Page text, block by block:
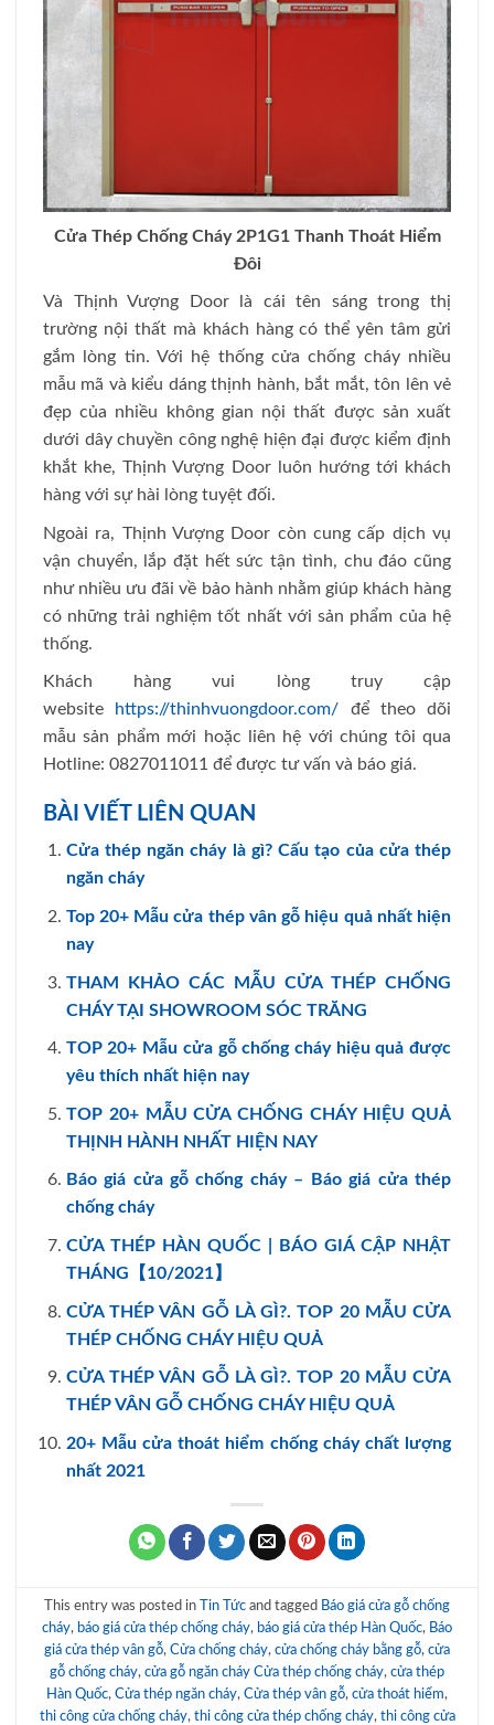
Cửa Thép Chống Cháy 2P1G1 Thanh Thoát Hiểm
Đôi
Và Thịnh Vượng Door là cái tên sáng trong thị
trường nội thất mà khách hàng có thể yên tâm gửi
gắm lòng tin. Với hệ thống cửa chống cháy nhiều
mẫu mã và kiểu dáng thịnh hành, bắt mắt, tôn lên vẻ
đẹp của nhiều không gian nội thất được sản xuất
dưới dây chuyền công nghệ hiện đại được kiểm định
khắt khe, Thịnh Vượng Door luôn hướng tới khách
hàng với sự hài lòng tuyệt đối.
Ngoài ra, Thịnh Vượng Door còn cung cấp dịch vụ
vận chuyển, lắp đặt hết sức tận tình, chu đáo cũng
như nhiều ưu đãi về bảo hành nhằm giúp khách hàng
có những trải nghiệm tốt nhất với sản phẩm của hệ
thống.
Khách hàng vui lòng truy cập
website
https://thinhvuongdoor.com/ để theo dõi
mẫu sản phẩm mới hoặc liên hệ với chúng tôi qua
Hotline: 0827011011 để được tư vấn và báo giá.
BÀI VIẾT LIÊN QUAN
Cửa thép ngăn cháy là gì? Cấu tạo của cửa thép
ngăn cháy
Top 20+ Mẫu cửa thép vân gỗ hiệu quả nhất hiện
nay
THAM KHẢO CÁC MẪU CỬA THÉP CHỐNG
CHÁY TẠI SHOWROOM SÓC TRĂNG
TOP 20+ Mẫu cửa gỗ chống cháy hiệu quả được
yêu thích nhất hiện nay
TOP 20+ MẪU CỬA CHỐNG CHÁY HIỆU QUẢ
THỊNH HÀNH NHẤT HIỆN NAY
Báo giá cửa gỗ chống cháy – Báo giá cửa thép
chống cháy
CỬA THÉP HÀN QUỐC | BÁO GIÁ CẬP NHẬT
THÁNG【10/2021】
CỬA THÉP VÂN GỖ LÀ GÌ?. TOP 20 MẪU CỬA
THÉP CHỐNG CHÁY HIỆU QUẢ
CỬA THÉP VÂN GỖ LÀ GÌ?. TOP 20 MẪU CỬA
THÉP VÂN GỖ CHỐNG CHÁY HIỆU QUẢ
20+ Mẫu cửa thoát hiểm chống cháy chất lượng
nhất 2021
This entry was posted in Tin Tức and tagged Báo giá cửa gỗ chống
cháy, báo giá cửa thép chống cháy, báo giá cửa thép Hàn Quốc, Báo
giá cửa thép vân gỗ, Cửa chống cháy, cửa chống cháy bằng gỗ, cửa
gỗ chống cháy, cửa gỗ ngăn cháy Cửa thép chống cháy, cửa thép
Hàn Quốc, Cửa thép ngăn cháy, Cửa thép vân gỗ, cửa thoát hiểm,
thi công cửa chống cháy, thi công cửa thép chống cháy, thi công cửa